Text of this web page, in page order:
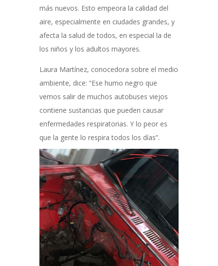
más nuevos. Esto empeora la calidad del
aire, especialmente en ciudades grandes, y
afecta la salud de todos, en especial la de
los niños y los adultos mayores.
Laura Martínez, conocedora sobre el medio
ambiente, dice: “Ese humo negro que
vemos salir de muchos autobuses viejos
contiene sustancias que pueden causar
enfermedades respiratorias. Y lo peor es
que la gente lo respira todos los días”.